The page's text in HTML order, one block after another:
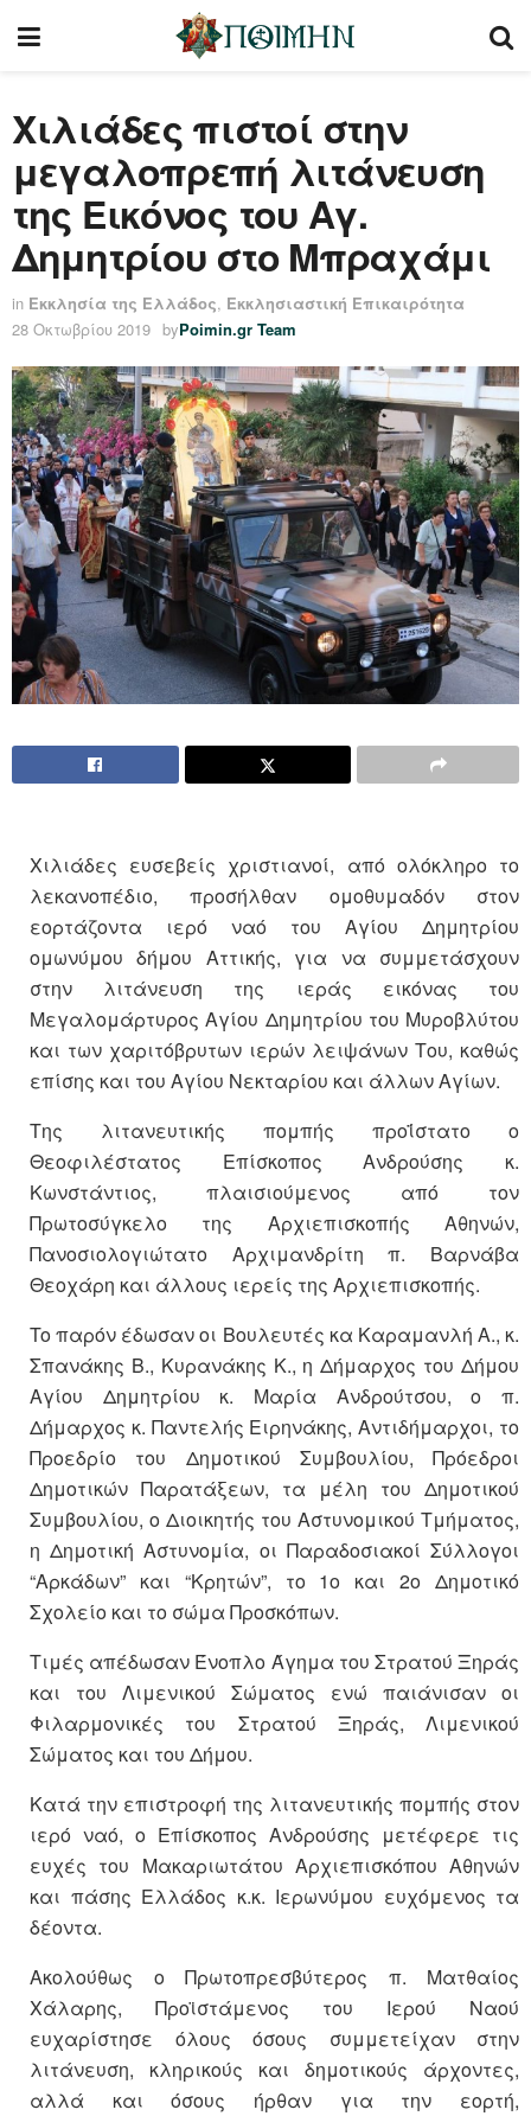
Χιλιάδες πιστοί στην
μεγαλοπρεπή λιτάνευση
της Εικόνος του Αγ.
Δημητρίου στο Μπραχάμι
in Εκκλησία της Ελλάδος, Εκκλησιαστική Επικαιρότητα
28 Οκτωβρίου 2019 byPoimin.gr Team
Χιλιάδες ευσεβείς χριστιανοί, από ολόκληρο το
λεκανοπέδιο, προσήλθαν ομοθυμαδόν στον
εορτάζοντα ιερό ναό του Αγίου Δημητρίου
ομωνύμου δήμου Αττικής, για να συμμετάσχουν
στην λιτάνευση της ιεράς εικόνας του
Μεγαλομάρτυρος Αγίου Δημητρίου του Μυροβλύτου
και των χαριτόβρυτων ιερών λειψάνων Του, καθώς
επίσης και του Αγίου Νεκταρίου και άλλων Αγίων.
Της λιτανευτικής πομπής προΐστατο ο
Θεοφιλέστατος Επίσκοπος Ανδρούσης κ.
Κωνστάντιος, πλαισιούμενος από τον
Πρωτοσύγκελο της Αρχιεπισκοπής Αθηνών,
Πανοσιολογιώτατο Αρχιμανδρίτη π. Βαρνάβα
Θεοχάρη και άλλους ιερείς της Αρχιεπισκοπής.
To παρόν έδωσαν οι Βουλευτές κα Καραμανλή Α., κ.
Σπανάκης Β., Κυρανάκης Κ., η Δήμαρχος του Δήμου
Αγίου Δημητρίου κ. Μαρία Ανδρούτσου, ο π.
Δήμαρχος κ. Παντελής Ειρηνάκης, Αντιδήμαρχοι, το
Προεδρίο του Δημοτικού Συμβουλίου, Πρόεδροι
Δημοτικών Παρατάξεων, τα μέλη του Δημοτικού
Συμβουλίου, ο Διοικητής του Αστυνομικού Τμήματος,
η Δημοτική Αστυνομία, οι Παραδοσιακοί Σύλλογοι
“Αρκάδων” και “Κρητών”, το 1ο και 2ο Δημοτικό
Σχολείο και το σώμα Προσκόπων.
Τιμές απέδωσαν Ένοπλο Άγημα του Στρατού Ξηράς
και του Λιμενικού Σώματος ενώ παιάνισαν οι
Φιλαρμονικές του Στρατού Ξηράς, Λιμενικού
Σώματος και του Δήμου.
Κατά την επιστροφή της λιτανευτικής πομπής στον
ιερό ναό, ο Επίσκοπος Ανδρούσης μετέφερε τις
ευχές του Μακαριωτάτου Αρχιεπισκόπου Αθηνών
και πάσης Ελλάδος κ.κ. Ιερωνύμου ευχόμενος τα
δέοντα.
Ακολούθως ο Πρωτοπρεσβύτερος π. Ματθαίος
Χάλαρης, Προϊστάμενος του Ιερού Ναού
ευχαρίστησε όλους όσους συμμετείχαν στην
λιτάνευση, κληρικούς και δημοτικούς άρχοντες,
αλλά και όσους ήρθαν για την εορτή,